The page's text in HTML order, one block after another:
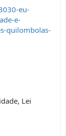
eu-
e-
quilombolas-
Lei